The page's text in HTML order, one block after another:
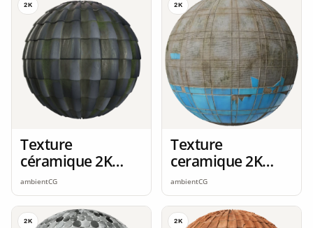
2K
Texture
céramique 2K
seamless
ambientCG
2K
Texture
ceramique 2K
seamless
ambientCG
2K 2K